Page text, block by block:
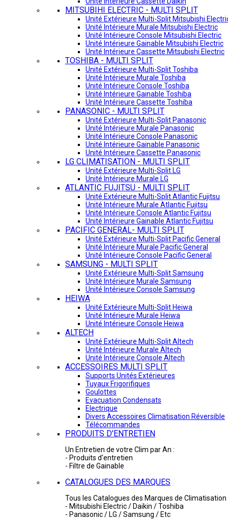
MITSUBIHI ELECTRIC - MULTI SPLIT
Unité Extérieure Multi-Split Mitsubishi
Unité Intérieure Murale Mitsubishi Electric
Unité Intérieure Console Mitsubishi Electric
Unité Intérieure Gainable Mitsubishi Electric
Unité Intérieure Cassette Mitsubishi Electric
TOSHIBA - MULTI SPLIT
Unité Extérieure Multi-Split Toshiba
Unité Intérieure Murale Toshiba
Unité Intérieure Console Toshiba
Unité Intérieure Gainable Toshiba
Unité Intérieure Cassette Toshiba
PANASONIC - MULTI SPLIT
Unité Extérieure Multi-Split Panasonic
Unité Intérieure Murale Panasonic
Unité Intérieure Console Panasonic
Unité Intérieure Gainable Panasonic
Unité Intérieure Cassette Panasonic
LG CLIMATISATION - MULTI SPLIT
Unité Extérieure Multi-Split LG
Unité Intérieure Murale LG
ATLANTIC FUJITSU - MULTI SPLIT
Unité Extérieure Multi-Split Atlantic Fujitsu
Unité Intérieure Murale Atlantic Fujitsu
Unité Intérieure Console Atlantic Fujitsu
Unité Intérieure Gainable Atlantic Fujitsu
PACIFIC GENERAL- MULTI SPLIT
Unité Extérieure Multi-Split Pacific General
Unité Intérieure Murale Pacific General
Unité Intérieure Console Pacific General
SAMSUNG - MULTI SPLIT
Unité Extérieure Multi-Split Samsung
Unité Intérieure Murale Samsung
Unité Intérieure Console Samsung
HEIWA
Unité Extérieure Multi-Split Heiwa
Unité Intérieure Murale Heiwa
Unité Intérieure Console Heiwa
ALTECH
Unité Extérieure Multi-Split Altech
Unité Intérieure Murale Altech
Unité Intérieure Console Altech
ACCESSOIRES MULTI SPLIT
Supports Unités Extérieures
Tuyaux Frigorifiques
Goulottes
Evacuation Condensats
Electrique
Divers Accessoires Climatisation Réversible
Télécommandes
PRODUITS D'ENTRETIEN
Un Entretien de votre Clim par An :
- Produits d'entretien
- Filtre de Gainable
CATALOGUES DES MARQUES
Tous les Catalogues des Marques de Climatisation
- Mitsubishi Electric / Daikin / Toshiba
- Panasonic / LG / Samsung / Etc